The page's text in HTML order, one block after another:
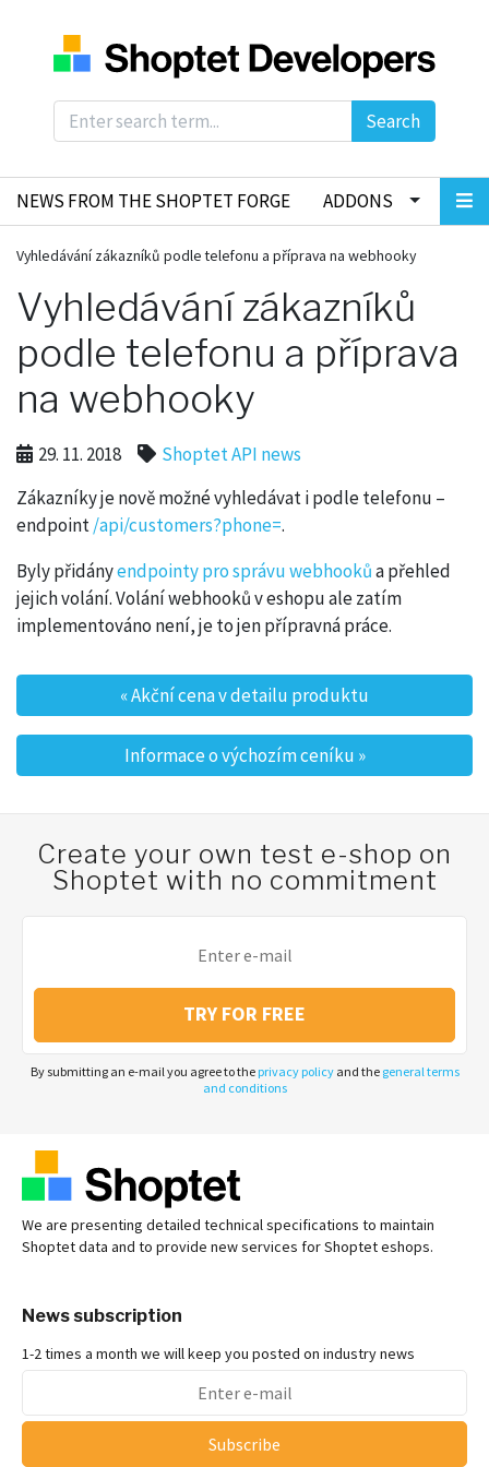
Search
NEWS FROM THE SHOPTET FORGE ADDONS
Vyhledávání zákazníků podle telefonu a příprava na webhooky
Vyhledávání zákazníků
podle telefonu a příprava
na webhooky
29. 11. 2018
Shoptet API news
Zákazníky je nově možné vyhledávat i podle telefonu –
endpoint/api/customers?phone=.
Byly přidányendpointy pro správu webhookůa přehled
jejich volání. Volání webhooků v eshopu ale zatím
implementováno není, je to jen přípravná práce.
Post navigation
«Akční cena v detailu produktu
Informace o výchozím ceníku »
Create your own test e-shop on
Shoptet with no commitment
TRY FOR FREE
By submitting an e-mail you agree to the privacy policyand the general terms
and conditions
We are presenting detailed technical specifications to maintain
Shoptet data and to provide new services for Shoptet eshops.
News subscription
1-2 times a month we will keep you posted on industry news
Subscribe